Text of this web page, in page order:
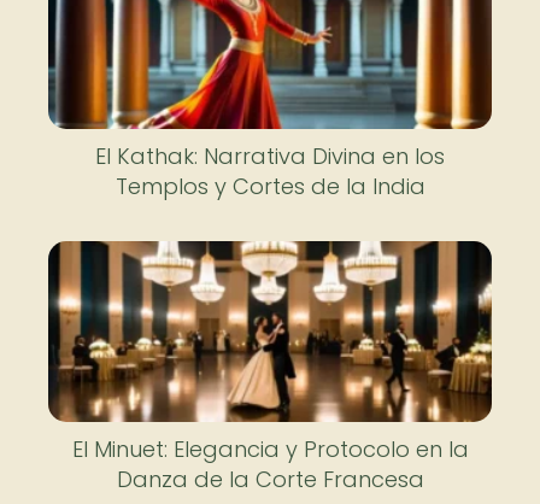
El Kathak: Narrativa Divina en los
Templos y Cortes de la India
El Minuet: Elegancia y Protocolo en la
Danza de la Corte Francesa